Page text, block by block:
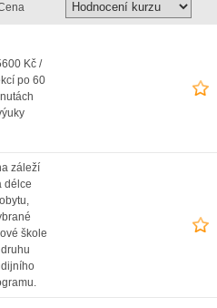
Kč /
po 60
záleží
délce
škole